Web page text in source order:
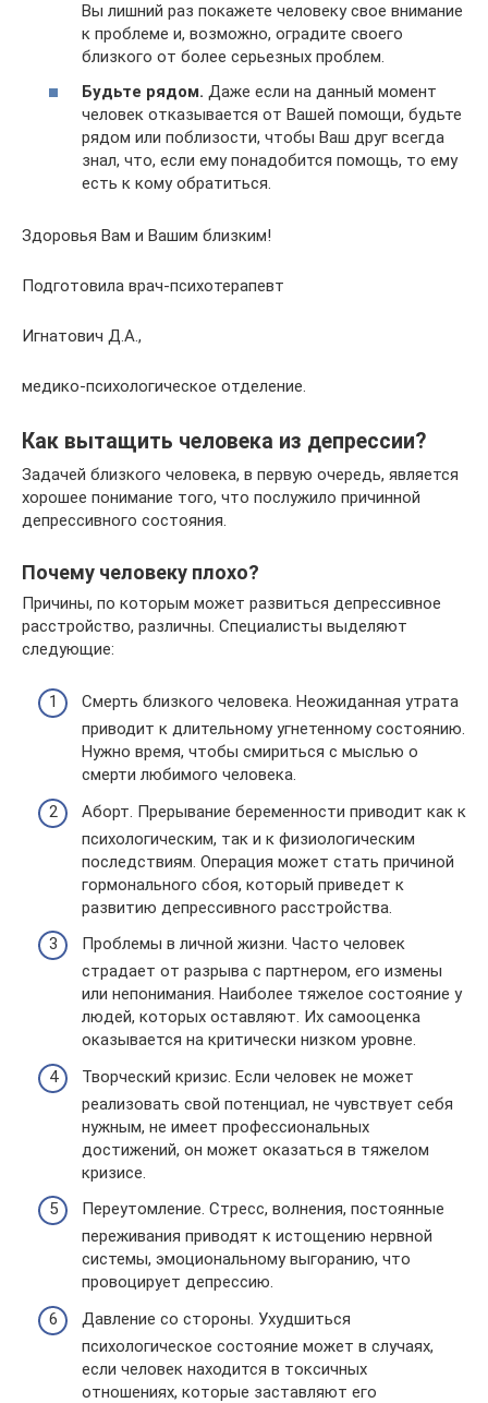
Вы лишний раз покажете человеку свое внимание
к проблеме и, возможно, оградите своего
близкого от более серьезных проблем.
Будьте рядом. Даже если на данный момент
человек отказывается от Вашей помощи, будьте
рядом или поблизости, чтобы Ваш друг всегда
знал, что, если ему понадобится помощь, то ему
есть к кому обратиться.
Здоровья Вам и Вашим близким!
Подготовила врач-психотерапевт
Игнатович Д.А.,
медико-психологическое отделение.
Как вытащить человека из депрессии?
Задачей близкого человека, в первую очередь, является
хорошее понимание того, что послужило причинной
депрессивного состояния.
Почему человеку плохо?
Причины, по которым может развиться депрессивное
расстройство, различны. Специалисты выделяют
следующие:
Смерть близкого человека. Неожиданная утрата
приводит к длительному угнетенному состоянию.
Нужно время, чтобы смириться с мыслью о
смерти любимого человека.
Аборт. Прерывание беременности приводит как к
психологическим, так и к физиологическим
последствиям. Операция может стать причиной
гормонального сбоя, который приведет к
развитию депрессивного расстройства.
Проблемы в личной жизни. Часто человек
страдает от разрыва с партнером, его измены
или непонимания. Наиболее тяжелое состояние у
людей, которых оставляют. Их самооценка
оказывается на критически низком уровне.
Творческий кризис. Если человек не может
реализовать свой потенциал, не чувствует себя
нужным, не имеет профессиональных
достижений, он может оказаться в тяжелом
кризисе.
Переутомление. Стресс, волнения, постоянные
переживания приводят к истощению нервной
системы, эмоциональному выгоранию, что
провоцирует депрессию.
Давление со стороны. Ухудшиться
психологическое состояние может в случаях,
если человек находится в токсичных
отношениях, которые заставляют его